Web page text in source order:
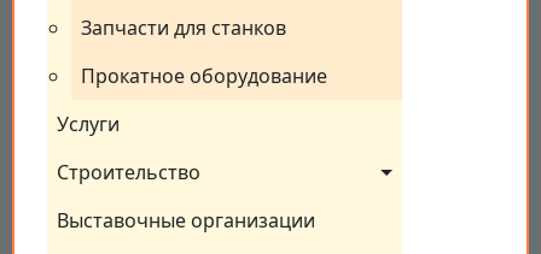
Запчасти для станков
Прокатное оборудование
Услуги
Строительство
Выставочные организации